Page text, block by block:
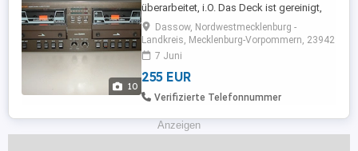
10
überarbeitet, i.O. Das Deck ist gereinigt,
beide Laufwerke sind komplett zerlegt
und entharzt. Alle Riemen, beide
Andruckrollen und beide Tonköpfe sind
Geschwindigkeit nach Riementausch neu
eingestellt. Die Regler sind gereinigt, ...
Dassow, Nordwestmecklenburg -
Landkreis, Mecklenburg-Vorpommern, 23942
7 Juni
255 EUR
Verifizierte Telefonnummer
Anzeigen